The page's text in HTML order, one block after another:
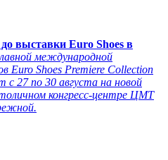
выставки Euro Shoes в
международной
Euro Shoes Premiere Collection
27 по 30 августа на новой
конгресс-центре ЦМТ